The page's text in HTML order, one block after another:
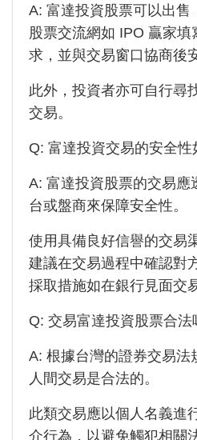
A: 富達投資股票可以出售
股票交流網如 IPO 贏家
求，並與交易窗口協商後
此外，投資者亦可自行尋
交易。
Q: 富達投資交易的安全性
A: 富達投資股票的交易應
台或盤商來保障安全性。
使用具備良好信譽的交易
建議在交易過程中確認對
採取措施如在銀行見面交
Q: 交易富達投資股票合法
A: 根據台灣的證券交易法
人間交易是合法的。
此類交易應以個人名義進
介行為，以避免觸犯相關